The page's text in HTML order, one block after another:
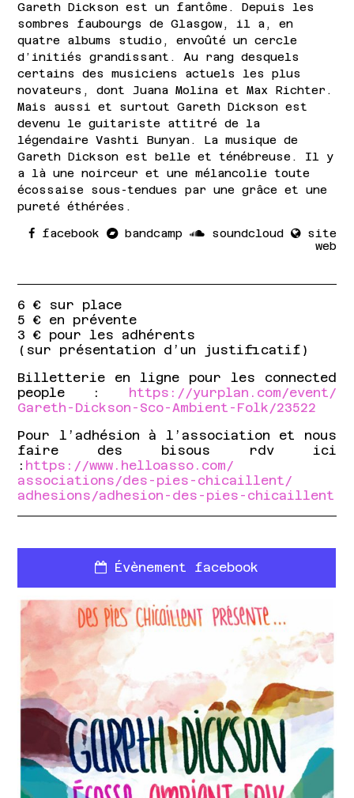
Gareth Dickson est un fantôme. Depuis les
sombres faubourgs de Glasgow, il a, en
quatre albums studio, envoûté un cercle
d’initiés grandissant. Au rang desquels
certains des musiciens actuels les plus
novateurs, dont Juana Molina et Max Richter.
Mais aussi et surtout Gareth Dickson est
devenu le guitariste attitré de la
légendaire Vashti Bunyan. La musique de
Gareth Dickson est belle et ténébreuse. Il y
a là une noirceur et une mélancolie toute
écossaise sous-tendues par une grâce et une
pureté éthérées.
facebook bandcamp soundcloud
site
web
6 € sur place
5 € en prévente
3 € pour les adhérents
(sur présentation d’un justificatif)
Billetterie en ligne pour les connected
people : https://yurplan.com/event/
Gareth-Dickson-Sco-Ambient- Folk/23522
Pour l’adhésion à l’association et nous
faire des bisous rdv ici
: https://www.helloasso.com/
associations/des-pies-chicaillent/
adhesions/adhesion-des-pies-chicaillent
Évènement facebook